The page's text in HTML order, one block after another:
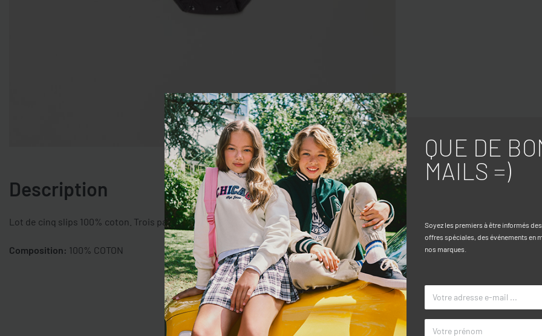
Description
Lot de cinq slips 100% coton. Trois paires avec nœud et imprimé mouton all-over.
Composition: 100% COTON
TAILLE
COULEUR
QUE DE
MAILS =)
Soyez les premiers à être informés
offres spéciales, des événements en
nos marques.